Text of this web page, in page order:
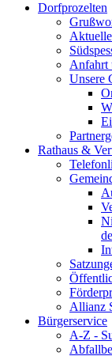
Dorfprozelten
Anfahrt
Unsere
Rathaus &
Allianz
Bürgerservice
A-Z -